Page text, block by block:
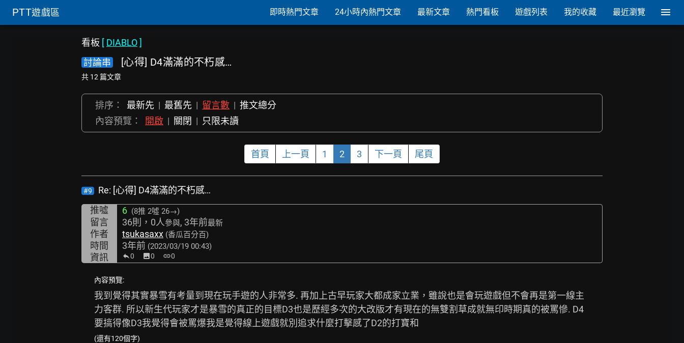
PTT遊戲區 即時熱門文章 24小時內熱門文章 最新文章 熱門看板 遊戲列表 我的收藏 最近瀏覽
看板 [ DIABLO]
討論串
[心得] D4滿滿的不朽感…
共 12 篇文章
排序： 最新先 | 最舊先 | 留言數 | 推文總分
內容預覽：
開啟 | 關閉 | 只限未讀
首頁 上一頁 1 2 3 下一頁 尾頁
#9
Re: [心得] D4滿滿的不朽感…
推噓
6 (8推 2噓 26→)
留言 36則，0人參與, 3年前最新
作者 tsukasaxx (香瓜百分百)
時間 3年前 (2023/03/19 00:43)
資訊 0 image0 link0
內容預覽:
我到覺得其實暴雪有考量到現在玩手遊的人非常多. 再加上古早玩家大都成家立業，雖說也是會玩遊戲但不會再是第一線主
力客群. 所以新生代玩家才是暴雪的真正的目標D3也是歷經多次的大改版才有現在的無雙割草成就無印時期真的被罵慘. D4
要搞得像D3我覺得會被罵爆我是覺得線上遊戲就別追求什麼打擊感了D2的打寶和
(還有120個字)